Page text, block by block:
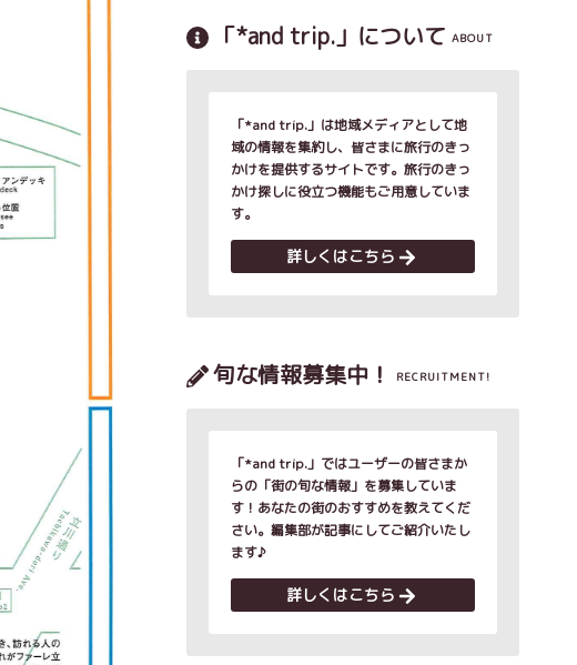
「*and trip.」について ABOUT
「*and trip.」は地域メディアとして地
域の情報を集約し、皆さまに旅行のきっ
かけを提供するサイトです。旅行のきっ
かけ探しに役立つ機能もご用意していま
す。
詳しくはこちら
旬な情報募集中！ RECRUITMENT!
「*and trip.」ではユーザーの皆さまか
らの「街の旬な情報」を募集していま
す！あなたの街のおすすめを教えてくだ
さい。編集部が記事にしてご紹介いたし
ます♪
詳しくはこちら